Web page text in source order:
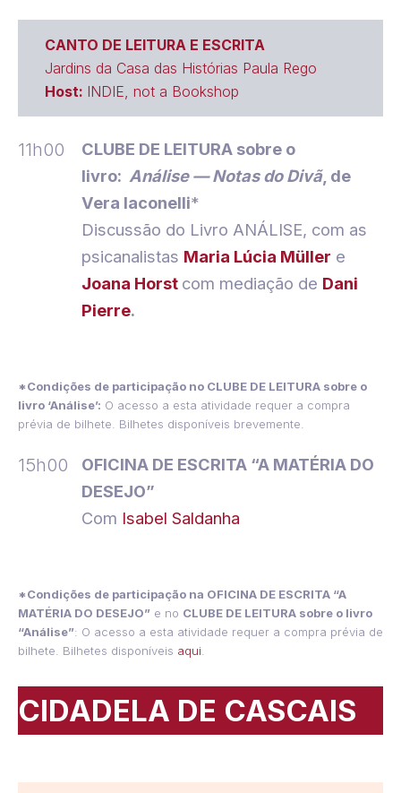
CANTO DE LEITURA E ESCRITA
Jardins da Casa das Histórias Paula Rego
Host: INDIE, not a Bookshop
11h00
CLUBE DE LEITURA sobre o
livro: Análise — Notas do Divã, de
Vera Iaconelli*
Discussão do Livro ANÁLISE, com as
psicanalistas Maria Lúcia Müller e
Joana Horst com mediação de Dani
Pierre.
*Condições de participação no CLUBE DE LEITURA sobre o
livro ‘Análise’: O acesso a esta atividade requer a compra
prévia de bilhete. Bilhetes disponíveis brevemente.
15h00
OFICINA DE ESCRITA “A MATÉRIA DO
DESEJO”
Com Isabel Saldanha
*Condições de participação na OFICINA DE ESCRITA “A
MATÉRIA DO DESEJO” e no CLUBE DE LEITURA sobre o livro
“Análise”: O acesso a esta atividade requer a compra prévia de
bilhete. Bilhetes disponíveis aqui.
CIDADELA DE CASCAIS